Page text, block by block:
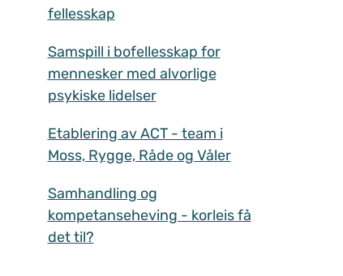
fellesskap
Samspill i bofellesskap for
mennesker med alvorlige
psykiske lidelser
Etablering av ACT - team i
Moss, Rygge, Råde og Våler
Samhandling og
kompetanseheving - korleis få
det til?